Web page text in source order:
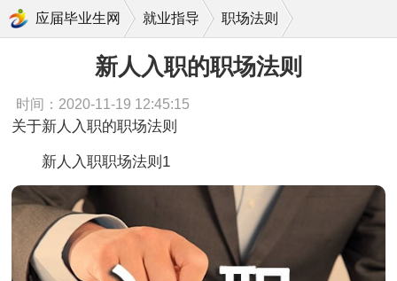
应届毕业生网 就业指导 职场法则
新人入职的职场法则
时间：2020-11-19 12:45:15
关于新人入职的职场法则
新人入职职场法则1